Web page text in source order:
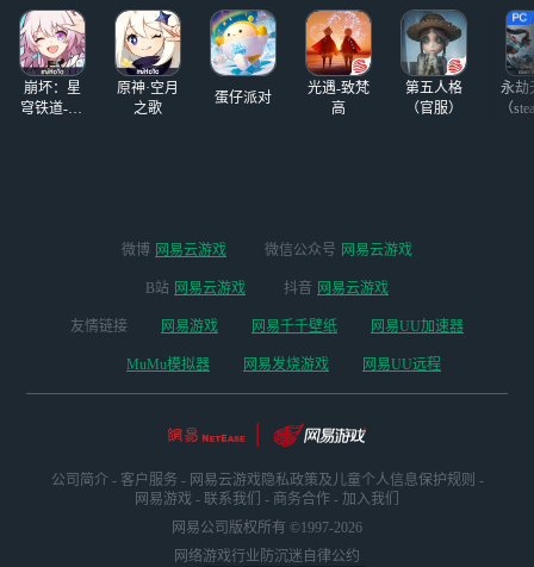
崩坏：星
穹铁道-4.4
原神·空月
之歌
蛋仔派对
光遇-致梵
高
第五人格
（官服）
永劫
（
微博 网易云游戏 微信公众号 网易云游戏
B站 网易云游戏 抖音 网易云游戏
友情链接 网易游戏 网易千千壁纸 网易UU加速器
MuMu模拟器 网易发烧游戏 网易UU远程
公司简介 - 客户服务 - 网易云游戏隐私政策及儿童个人信息保护规则 -
网易游戏 - 联系我们 - 商务合作 - 加入我们
网易公司版权所有 ©1997-2026
网络游戏行业防沉迷自律公约